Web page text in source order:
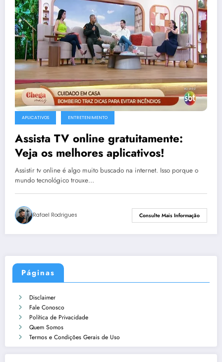
APLICATIVOS ENTRETENIMENTO
Assista TV online gratuitamente:
Veja os melhores aplicativos!
Assistir tv online é algo muito buscado na internet. Isso porque o
mundo tecnológico trouxe…
Rafael Rodrigues Consulte Mais Informação
Páginas
Disclaimer
Fale Conosco
Política de Privacidade
Quem Somos
Termos e Condições Gerais de Uso